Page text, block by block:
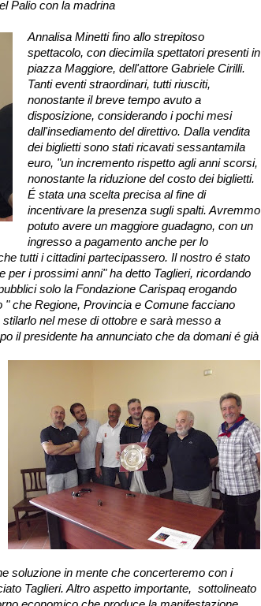
Palio con la madrina
Annalisa Minetti fino allo strepitoso
spettacolo, con diecimila spettatori presenti in
piazza Maggiore, dell'attore Gabriele Cirilli.
Tanti eventi straordinari, tutti riusciti,
nonostante il breve tempo avuto a
disposizione, considerando i pochi mesi
dall'insediamento del direttivo. Dalla vendita
dei biglietti sono stati ricavati sessantamila
euro, "un incremento rispetto agli anni scorsi,
nonostante la riduzione del costo dei biglietti.
É stata una scelta precisa al fine di
incentivare la presenza sugli spalti. Avremmo
potuto avere un maggiore guadagno, con un
ingresso a pagamento anche per lo
tutti i cittadini partecipassero. Il nostro é stato
per i prossimi anni" ha detto Taglieri, ricordando
solo la Fondazione Carispaq erogando
che Regione, Provincia e Comune facciano
nel mese di ottobre e sarà messo a
il presidente ha annunciato che da domani é già
soluzione in mente che concerteremo con i
Taglieri. Altro aspetto importante, sottolineato